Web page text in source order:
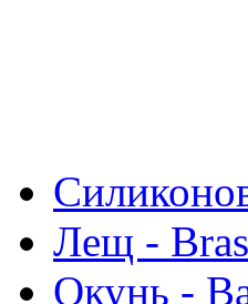
Лещ -
Окунь -